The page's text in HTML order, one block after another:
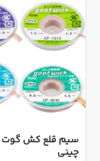
چینی